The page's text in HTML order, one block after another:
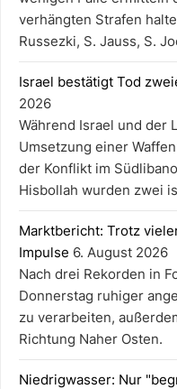
verhängten Strafen
Russezki, S. Jauss, S.
Israel bestätigt Tod
2026
Während Israel und der
Umsetzung einer
der Konflikt im
Hisbollah wurden zwei
Marktbericht: Trotz
Impulse 6. August 2026
Nach drei Rekorden in
Donnerstag ruhiger
zu verarbeiten,
Richtung Naher Osten.
Niedrigwasser: Nur